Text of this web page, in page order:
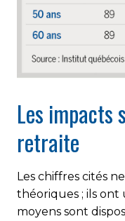
Les impacts
retraite
Les chiffres cités
théoriques ; ils ont
moyens sont